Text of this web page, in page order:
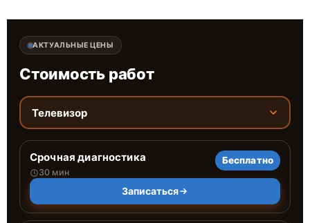
АКТУАЛЬНЫЕ ЦЕНЫ
Стоимость работ
Телевизор
Срочная диагностика
30 мин
Бесплатно
Записаться